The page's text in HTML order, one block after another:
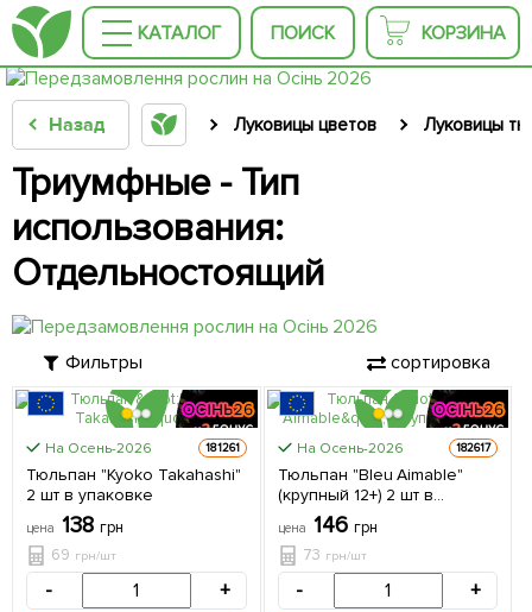
КАТАЛОГ ПОИСК КОРЗИНА
Назад Луковицы цветов Луковицы
Триумфные - Тип
использования:
Отдельностоящий
Фильтры сортировка
На Осень-2026 181261
Тюльпан "Kyoko Takahashi"
2 шт в упаковке
цена 138 грн
69 грн/шт
- +
На Осень-2026 182617
Тюльпан "Bleu Aimable"
(крупный 12+) 2 шт в
упаковке
цена 146 грн
73 грн/шт
- +